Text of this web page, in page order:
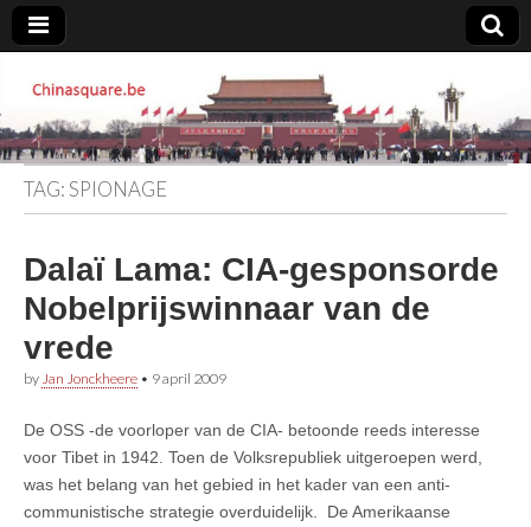
Chinasquare.be
TAG:SPIONAGE
Dalaï Lama: CIA-gesponsorde
Nobelprijswinnaar van de
vrede
by Jan Jonckheere • 9 april 2009
De OSS -de voorloper van de CIA- betoonde reeds interesse
voor Tibet in 1942. Toen de Volksrepubliek uitgeroepen werd,
was het belang van het gebied in het kader van een anti-
communistische strategie overduidelijk. De Amerikaanse